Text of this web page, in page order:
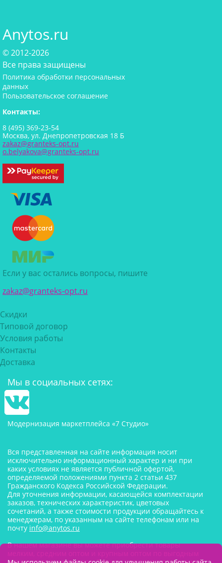
Anytos.ru
© 2012-2026
Все права защищены
Политика обработки персональных
данных
Пользовательское соглашение
Контакты:
8 (495) 369-23-54
Москва, ул. Днепропетровская 18 Б
zakaz@granteks-opt.ru
o.belyakova@granteks-opt.ru
Если у вас остались вопросы, пишите
zakaz@granteks-opt.ru
Скидки
Типовой договор
Условия работы
Контакты
Доставка
Мы в социальных сетях:
Модернизация маркетплейса «7 Студио»
Вся представленная на сайте информация носит
исключительно информационный характер и ни при
каких условиях не является публичной офертой,
определяемой положениями пункта 2 статьи 437
Гражданского Кодекса Российской Федерации.
Для уточнения информации, касающейся комплектации
заказов, технических характеристик, цветовых
сочетаний, а также стоимости продукции обращайтесь к
менеджерам, по указанным на сайте телефонам или на
почту info@anytos.ru
В нашем магазине вы можете приобрести товары